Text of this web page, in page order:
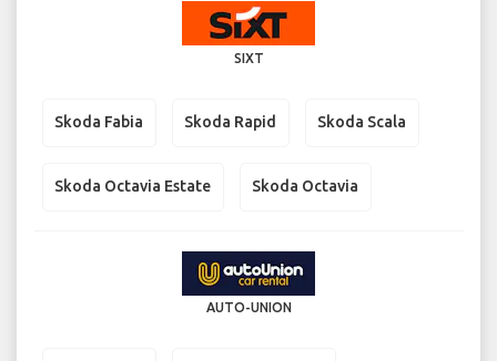
SIXT
Skoda Fabia Skoda Rapid Skoda Scala
Skoda Octavia Estate Skoda Octavia
AUTO-UNION